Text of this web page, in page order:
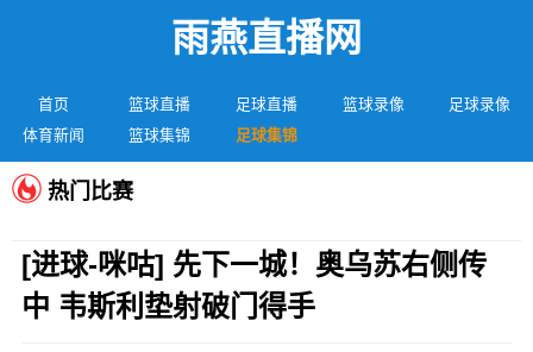
雨燕直播网
首页 篮球直播 足球直播 篮球录像
足球录像
体育新闻
篮球集锦 足球集锦
热门比赛
[进球-咪咕] 先下一城！奥乌苏右侧传
中 韦斯利垫射破门得手